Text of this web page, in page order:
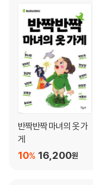
니다. 민주 국가를 이루
습니다.
1980년대에 가장 큰 역
주 국가를 이루기 위해
니다.
[도서] 1995, 무너지다
고도 경제 성장과 경제
1990년대 대형 참사의
1990년대는 한국 경제
6. 퀴즈왕 ....... 70
7. 우는 어른들 ....... 82
8. 가족을 찾는 사람들
9. 사라진 껌딱지 ....... 101
10. 그게 누나니? ....... 110
11. 할머니 이야기 ....... 118
12. 만나야 할 사람 .......
13. 하얀 물결 속으로
14. 옥상으로 ....... 141
15. 오작교를 건너 .......
『유월의 거리』
반짝반짝 마녀의 옷 가
게
16,200원
10%